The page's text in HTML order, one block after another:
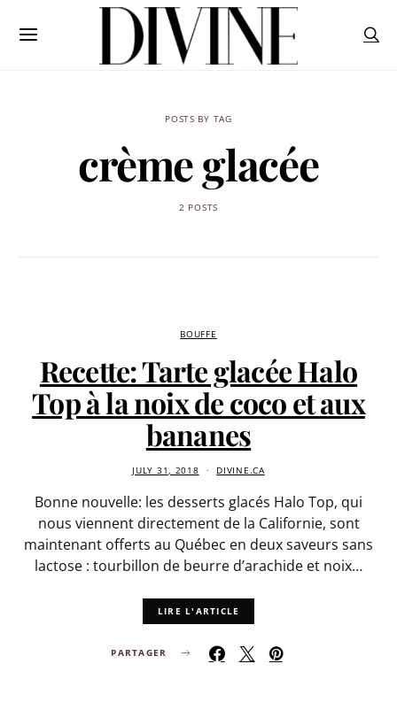
POSTS BY TAG
crème glacée
2 POSTS
BOUFFE
Recette: Tarte glacée Halo
Top à la noix de coco et aux
bananes
JULY 31, 2018 DIVINE.CA
Bonne nouvelle: les desserts glacés Halo Top, qui
nous viennent directement de la Californie, sont
maintenant offerts au Québec en deux saveurs sans
lactose : tourbillon de beurre d’arachide et noix…
LIRE L'ARTICLE
PARTAGER